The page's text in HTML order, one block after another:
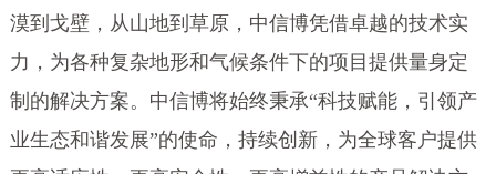
漠到戈壁，从山地到草原，中信博凭借卓越的技术实
力，为各种复杂地形和气候条件下的项目提供量身定
制的解决方案。中信博将始终秉承“科技赋能，引领产
业生态和谐发展”的使命，持续创新，为全球客户提供